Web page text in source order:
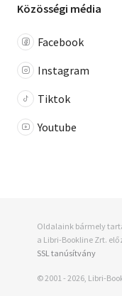
Közösségi média
Facebook
Instagram
Tiktok
Youtube
Oldalaink bármely
a Libri-Bookline Zrt.
SSL tanúsítvány
© 2001 - 2026, Libri-